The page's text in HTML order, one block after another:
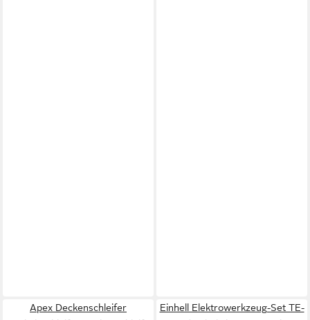
Apex Deckenschleifer
Einhell Elektrowerkzeug-Set TE-